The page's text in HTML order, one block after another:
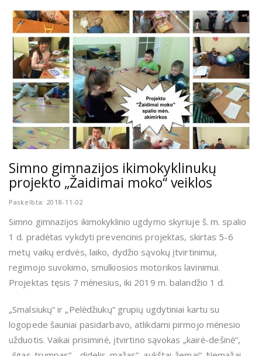
Simno gimnazijos ikimokyklinukų
projekto „Žaidimai moko“ veiklos
Paskelbta: 2018-11-02
Simno gimnazijos ikimokyklinio ugdymo skyriuje š. m. spalio
1 d. pradėtas vykdyti prevencinis projektas, skirtas 5-6
metų vaikų erdvės, laiko, dydžio sąvokų įtvirtinimui,
regimojo suvokimo, smulkiosios motorikos lavinimui.
Projektas tęsis 7 mėnesius, iki 2019 m. balandžio 1 d.
„Smalsiukų“ ir „Pelėdžiukų“ grupių ugdytiniai kartu su
logopede šauniai pasidarbavo, atlikdami pirmojo mėnesio
užduotis. Vaikai prisiminė, įtvirtino sąvokas „kairė-dešinė“,